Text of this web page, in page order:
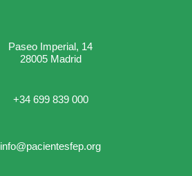
Paseo Imperial, 14
28005 Madrid
+34 699 839 000
info@pacientesfep.org